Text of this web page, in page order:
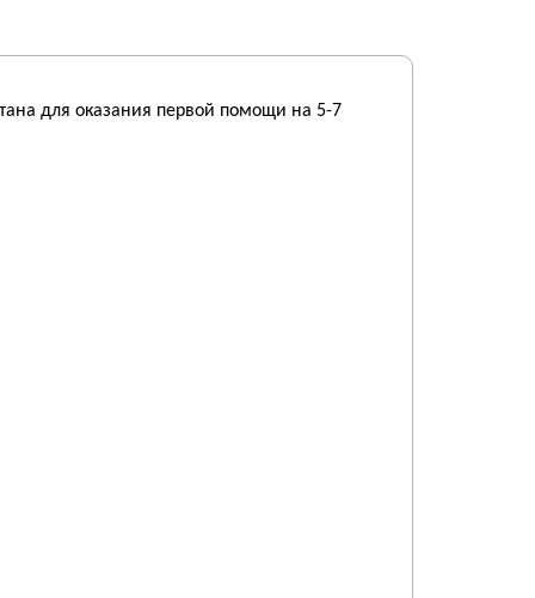
для оказания первой помощи на 5-7